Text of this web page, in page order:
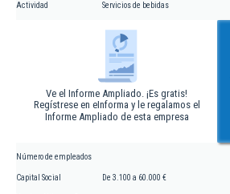
Actividad Servicios de bebidas
Ve el Informe Ampliado. ¡Es gratis!
Regístrese en eInforma y le regalamos el
Informe Ampliado de esta empresa
Número de empleados
Capital Social De 3.100 a 60.000 €